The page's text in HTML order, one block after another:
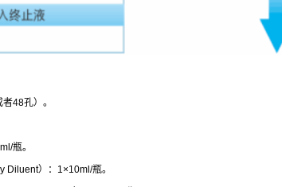
者48孔）。
瓶。
Diluent）： 1×10ml/瓶。